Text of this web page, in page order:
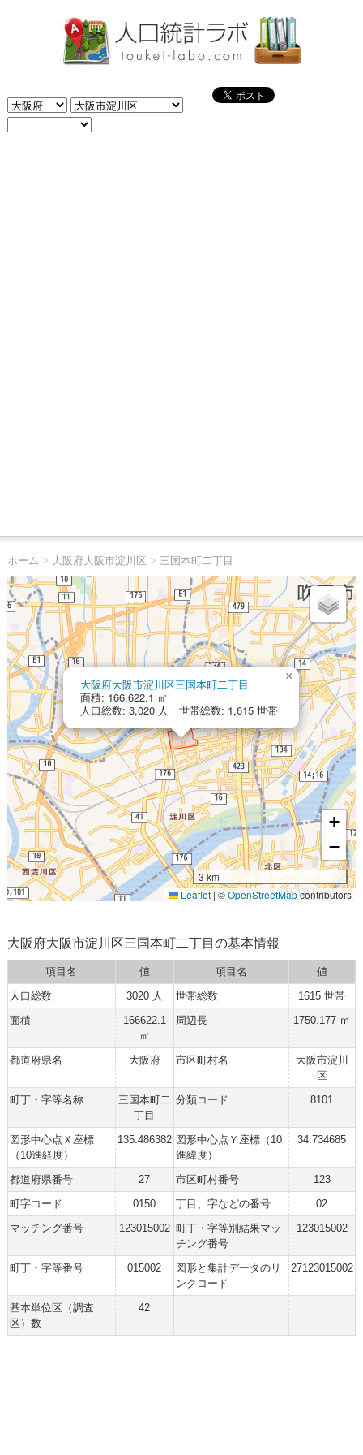
ホーム > 大阪府大阪市淀川区 > 三国本町二丁目
大阪府大阪市淀川区三国本町二丁目
面積: 166,622.1 ㎡
人口総数: 3,020 人 世帯総数: 1,615 世帯
×
+
−
3 km
Leaflet | ©OpenStreetMapcontributors
大阪府大阪市淀川区三国本町二丁目の基本情報
項目名 値 項目名
値
人口総数
3020 人 世帯総数
1615 世帯
面積
166622.1
㎡
周辺長 1750.177 ｍ
都道府県名 大阪府 市区町村名
大阪市淀川
区
町丁・字等名称
三国本町二
丁目
分類コード 8101
図形中心点Ｘ座標
（10進経度）
135.486382 図形中心点Ｙ座標（10
進緯度）
34.734685
都道府県番号 27 市区町村番号
123
町字コード
0150 丁目、字などの番号
02
マッチング番号
123015002 町丁・字等別結果マッ
チング番号
123015002
町丁・字等番号 015002
図形と集計データのリ
ンクコード
27123015002
基本単位区（調査
区）数
42